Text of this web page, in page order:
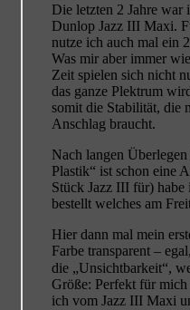
Die letzten 2 Jahre war
Dunlop Jazz III Maxi.
nutze ich auch mal ein
Was mir aber immer
Zeit spielen sich nicht
das ganze Plektrum
somit die Stabilität, die
Anschlag braucht.
Nach langen
Plastik“ ist schon eine
Stück Jazz III für) habe
bestellt welches am
Hier dann mal mein
Farbe transparent –
die „Unsichtbarkeit“,
Größe: Perfekt für
ich vom Jazz III Maxi